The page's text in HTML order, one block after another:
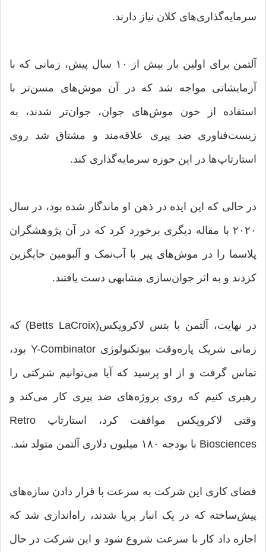
سرمایه‌گذاری‌های کلان نیاز دارند.
آلتمن برای اولین بار بیش از ۱۰ سال پیش، زمانی که با
آزمایشاتی مواجه شد که در آن موش‌های مسن‌تر با
استفاده از خون موش‌های جوان، جوان‌تر شدند، به
زیست‌فناوری ضد پیری علاقه‌مند و مشتاق شد روی
استارتاپ‌ها در این حوزه سرمایه‌گذاری کند.
در حالی که این ایده در ذهن او ماندگار شده بود، در سال
۲۰۲۰ با مقاله دیگری برخورد کرد که در آن پژوهشگران
پلاسما را در موش‌های پیر با آب‌نمک و آلبومین جایگزین
کردند و به اثر جوان‌سازی مشابهی دست یافتند.
در نهایت، آلتمن با بتس لاکرویکس(Betts LaCroix) که
زمانی شریک پاره‌وقت بیوتکنولوژی Y-Combinator بود،
تماس گرفت و از او پرسید که آیا می‌توانیم شرکتی را
رهبری کنیم که روی پروژه‌های ضد پیری کار می‌کند و
وقتی لاکرویکس موافقت کرد، استارتاپ Retro
Biosciences با بودجه ۱۸۰ میلیون دلاری آلتمن متولد شد.
فضای کاری این شرکت به سرعت با قرار دادن سازه‌های
پیش‌ساخته که در یک انبار برپا شدند، راه‌اندازی شد که
اجازه داد کار با سرعت شروع شود و این شرکت در حال